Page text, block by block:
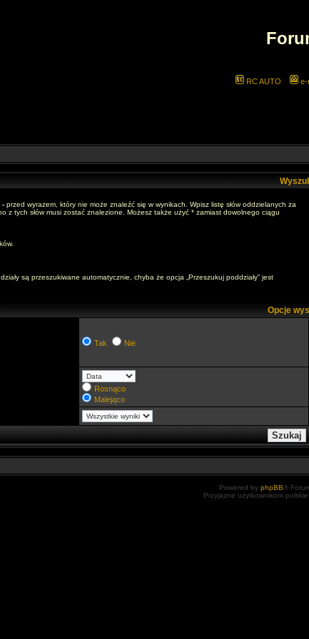
RC AUTO e-
- przed wyrazem, który nie może znaleźć się w wynikach. Wpisz listę słów oddzielanych za
z tych słów musi zostać znalezione. Możesz także użyć * zamiast dowolnego ciągu
są przeszukiwane automatycznie, chyba że opcja „Przeszukuj poddziały” jest
Opcje
Tak Nie
Rosnąco
Malejąco
Powered by phpBB®
Przyjazne użytkownikom